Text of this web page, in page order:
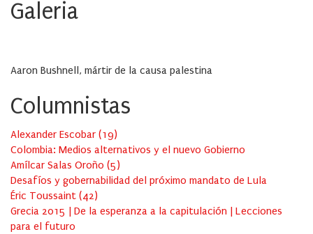
publications
Galeria
Aaron Bushnell, mártir de la causa palestina
Columnistas
Alexander Escobar (19)
Colombia: Medios alternativos y el nuevo Gobierno
Amílcar Salas Oroño (5)
Desafíos y gobernabilidad del próximo mandato de Lula
Éric Toussaint (42)
Grecia 2015 | De la esperanza a la capitulación | Lecciones
para el futuro